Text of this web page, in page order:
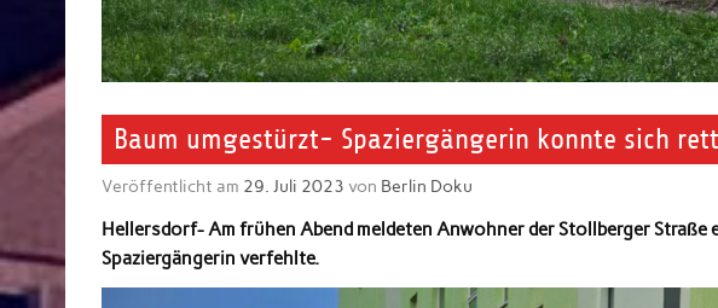
Baum umgestürzt- Spaziergängerin konnte sich
Veröffentlicht am 29. Juli 2023 von Berlin Doku
Hellersdorf- Am frühen Abend meldeten Anwohner der Stollberger Straße
Spaziergängerin verfehlte.